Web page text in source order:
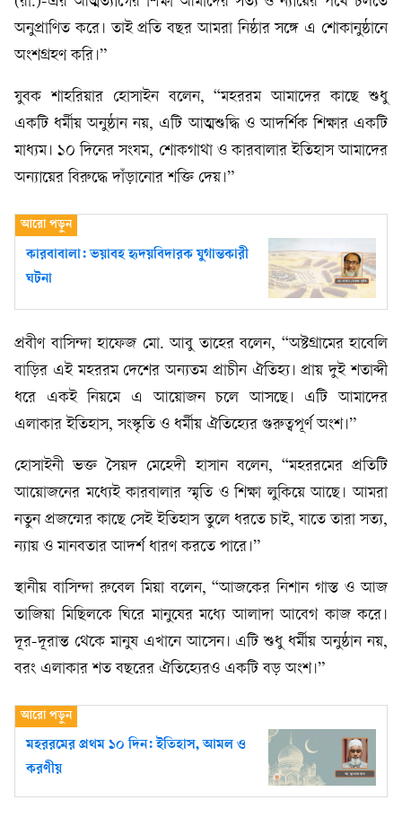
অনুপ্রাণিত করে। তাই প্রতি বছর আমরা নিষ্ঠার সঙ্গে এ শোকানুষ্ঠানে
অংশগ্রহণ করি।”
যুবক শাহরিয়ার হোসাইন বলেন, “মহররম আমাদের কাছে শুধু
একটি ধর্মীয় অনুষ্ঠান নয়, এটি আত্মশুদ্ধি ও আদর্শিক শিক্ষার একটি
মাধ্যম। ১০ দিনের সংযম, শোকগাথা ও কারবালার ইতিহাস আমাদের
অন্যায়ের বিরুদ্ধে দাঁড়ানোর শক্তি দেয়।”
কারবাবালা: ভয়াবহ হৃদয়বিদারক যুগান্তকারী
ঘটনা
প্রবীণ বাসিন্দা হাফেজ মো. আবু তাহের বলেন, “অষ্টগ্রামের হাবেলি
বাড়ির এই মহররম দেশের অন্যতম প্রাচীন ঐতিহ্য। প্রায় দুই শতাব্দী
ধরে একই নিয়মে এ আয়োজন চলে আসছে। এটি আমাদের
এলাকার ইতিহাস, সংস্কৃতি ও ধর্মীয় ঐতিহ্যের গুরুত্বপূর্ণ অংশ।”
হোসাইনী ভক্ত সৈয়দ মেহেদী হাসান বলেন, “মহররমের প্রতিটি
আয়োজনের মধ্যেই কারবালার স্মৃতি ও শিক্ষা লুকিয়ে আছে। আমরা
নতুন প্রজন্মের কাছে সেই ইতিহাস তুলে ধরতে চাই, যাতে তারা সত্য,
ন্যায় ও মানবতার আদর্শ ধারণ করতে পারে।”
স্থানীয় বাসিন্দা রুবেল মিয়া বলেন, “আজকের নিশান গাস্ত ও আজ
তাজিয়া মিছিলকে ঘিরে মানুষের মধ্যে আলাদা আবেগ কাজ করে।
দূর-দূরান্ত থেকে মানুষ এখানে আসেন। এটি শুধু ধর্মীয় অনুষ্ঠান নয়,
বরং এলাকার শত বছরের ঐতিহ্যেরও একটি বড় অংশ।”
মহররমের প্রথম ১০ দিন: ইতিহাস, আমল ও
করণীয়